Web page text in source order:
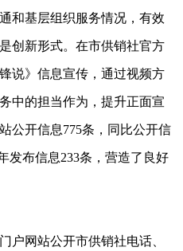
和基层组织服务情况，有效
创新形式。在市供销社官方
说》信息宣传，通过视频方
中的担当作为，提升正面宣
公开信息775条，同比公开信
发布信息233条，营造了良好
网站公开市供销社电话、